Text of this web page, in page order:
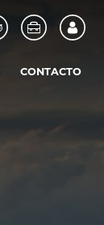
CONTACTO